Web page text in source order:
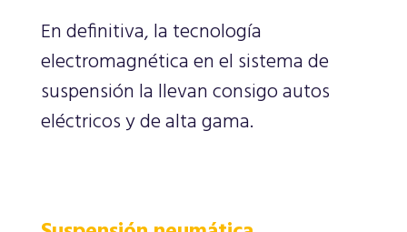
En definitiva, la tecnología
electromagnética en el sistema de
suspensión la llevan consigo autos
eléctricos y de alta gama.